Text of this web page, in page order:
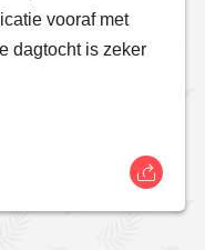
vooraf met
dagtocht is zeker